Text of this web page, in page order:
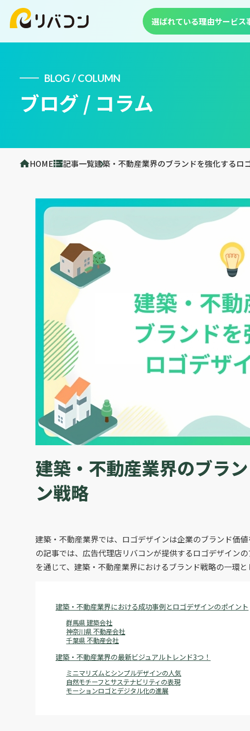
選ばれている理由サービス
BLOG / COLUMN
ブログ / コラム
HOME 記事一覧建築・不動産業界のブランドを強化するロ
建築・不動産業界のブラ
ン戦略
建築・不動産業界では、ロゴデザインは企業のブランド価
の記事では、広告代理店リバコンが提供するロゴデザイン
を通じて、建築・不動産業界におけるブランド戦略の一環と
建築・不動産業界における成功事例とロゴデザインのポイント
群馬県 建築会社
神奈川県 不動産会社
千葉県 不動産会社
建築・不動産業界の最新ビジュアルトレンド3つ！
ミニマリズムとシンプルデザインの人気
自然モチーフとサステナビリティの表現
モーションロゴとデジタル化の進展